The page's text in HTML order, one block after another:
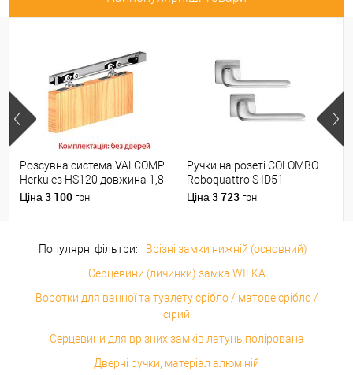
Розсувна система VALCOMP
Herkules HS120 довжина 1,8
м на 1 полотно вагою до
Ціна 3 100 грн.
Ручки на розеті COLOMBO
Roboquattro S ID51
(PT19BZG-PT13) матовий
Ціна 3 723 грн.
Популярні фільтри:
Врізні замки нижній (основний)
Серцевини (личинки) замка WILKA
Воротки для ванної та туалету срібло / матове срібло /
сірий
Серцевини для врізних замків латунь полірована
Дверні ручки, матеріал алюміній